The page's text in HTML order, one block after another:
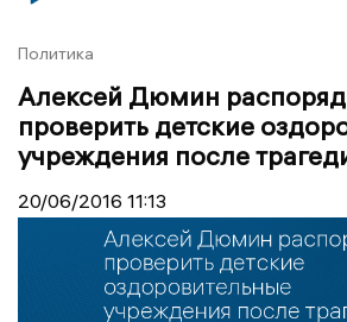
Политика
Алексей Дюмин
проверить детские
учреждения после
20/06/2016 11:13